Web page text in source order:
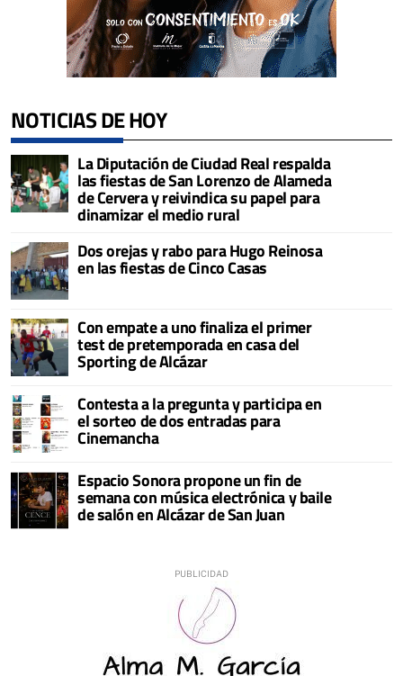
NOTICIAS DE HOY
La Diputación de Ciudad Real respalda
las fiestas de San Lorenzo de Alameda
de Cervera y reivindica su papel para
dinamizar el medio rural
Dos orejas y rabo para Hugo Reinosa
en las fiestas de Cinco Casas
Con empate a uno finaliza el primer
test de pretemporada en casa del
Sporting de Alcázar
Contesta a la pregunta y participa en
el sorteo de dos entradas para
Cinemancha
Espacio Sonora propone un fin de
semana con música electrónica y baile
de salón en Alcázar de San Juan